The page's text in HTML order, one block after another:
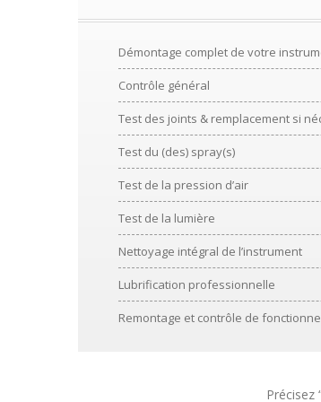
Démontage complet de votre
Contrôle général
Test des joints & remplacement si
Test du (des) spray(s)
Test de la pression d’air
Test de la lumière
Nettoyage intégral de l’instrument
Lubrification professionnelle
Remontage et contrôle de
Précisez